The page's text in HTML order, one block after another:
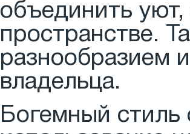
объединить
пространстве.
разнообразием
владельца.
Богемный стиль